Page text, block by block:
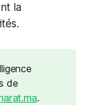
la
de
.